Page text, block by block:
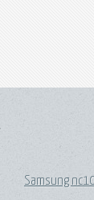
Samsung